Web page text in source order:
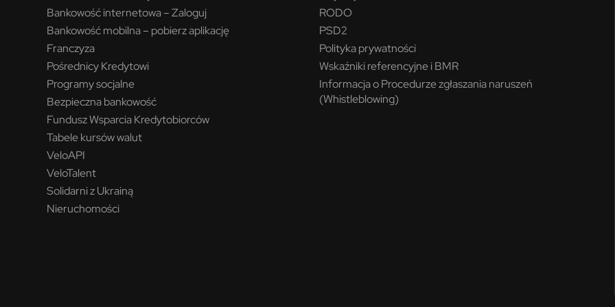
Bankowość internetowa – Zaloguj
Bankowość mobilna – pobierz aplikację
Franczyza
Pośrednicy Kredytowi
Programy socjalne
Bezpieczna bankowość
Fundusz Wsparcia Kredytobiorców
Tabele kursów walut
VeloAPI
VeloTalent
Solidarni z Ukrainą
Nieruchomości
RODO
PSD2
Polityka prywatności
Wskaźniki referencyjne i BMR
Informacja o Procedurze zgłaszania naruszeń
(Whistleblowing)